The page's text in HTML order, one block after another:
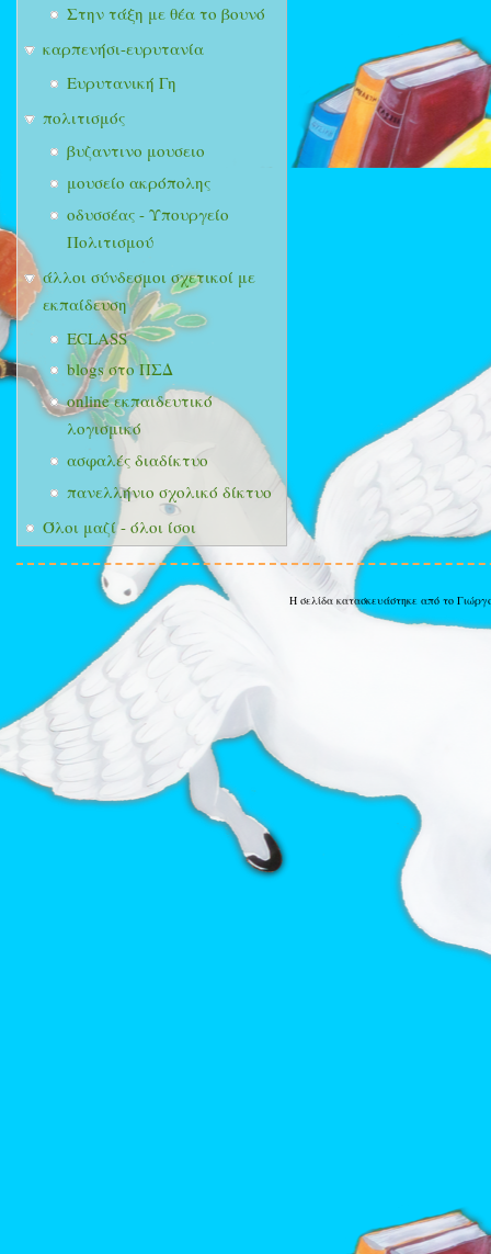
Στην τάξη με θέα το βουνό
καρπενήσι-ευρυτανία
Ευρυτανική Γη
πολιτισμός
βυζαντινο μουσειο
μουσείο ακρόπολης
οδυσσέας - Υπουργείο
Πολιτισμού
άλλοι σύνδεσμοι σχετικοί με
εκπαίδευση
ECLASS
blogs στο ΠΣΔ
online εκπαιδευτικό
λογισμικό
ασφαλές διαδίκτυο
πανελλήνιο σχολικό δίκτυο
Όλοι μαζί - όλοι ίσοι
Η σελίδα κατασκευάστηκε από το